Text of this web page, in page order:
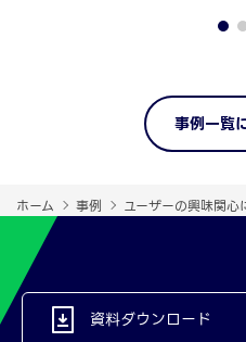
事例一覧
ホーム 事例 ユーザーの興味関
資料ダウンロード